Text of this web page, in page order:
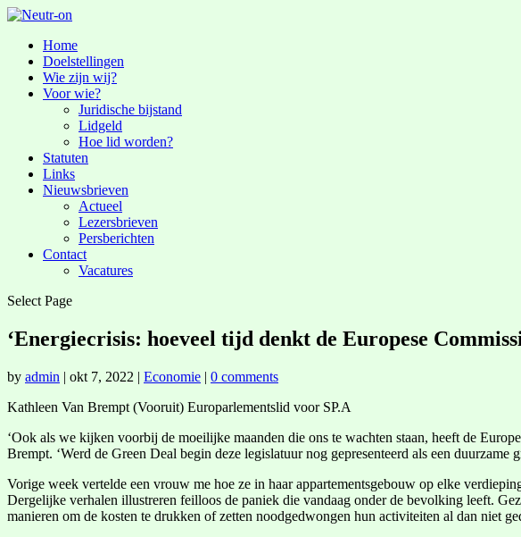
Home
Doelstellingen
Wie zijn wij?
Voor wie?
Juridische bijstand
Lidgeld
Hoe lid worden?
Statuten
Links
Nieuwsbrieven
Actueel
Lezersbrieven
Persberichten
Contact
Vacatures
Select Page
‘Energiecrisis: hoeveel tijd denkt de Europese
by admin | okt 7, 2022 | Economie | 0 comments
Kathleen Van Brempt (Vooruit) Europarlementslid voor SP.A
‘Ook als we kijken voorbij de moeilijke maanden die ons te wachten staan, heeft de
Brempt. ‘Werd de Green Deal begin deze legislatuur nog gepresenteerd als een duurzame
Vorige week vertelde een vrouw me hoe ze in haar appartementsgebouw op elke
Dergelijke verhalen illustreren feilloos de paniek die vandaag onder de bevolking leeft.
manieren om de kosten te drukken of zetten noodgedwongen hun activiteiten al dan niet